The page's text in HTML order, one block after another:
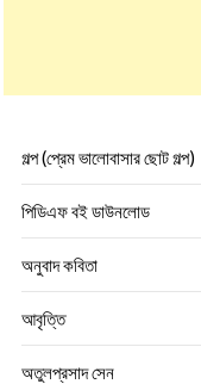
গল্প (প্রেম ভালোবাসার ছোট গল্প)
পিডিএফ বই ডাউনলোড
অনুবাদ কবিতা
আবৃত্তি
অতুলপ্রসাদ সেন